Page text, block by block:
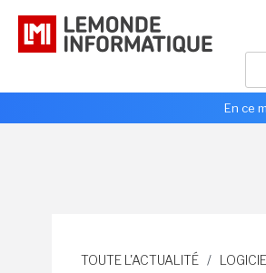
En ce
TOUTE L'ACTUALITÉ /